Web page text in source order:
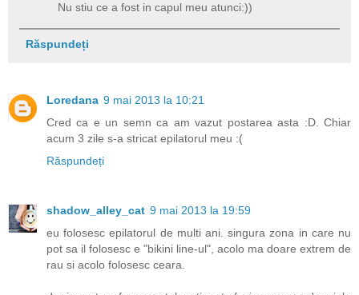
Nu stiu ce a fost in capul meu atunci:))
Răspundeți
Loredana 9 mai 2013 la 10:21
Cred ca e un semn ca am vazut postarea asta :D. Chiar
acum 3 zile s-a stricat epilatorul meu :(
Răspundeți
shadow_alley_cat 9 mai 2013 la 19:59
eu folosesc epilatorul de multi ani. singura zona in care nu
pot sa il folosesc e "bikini line-ul", acolo ma doare extrem de
rau si acolo folosesc ceara.